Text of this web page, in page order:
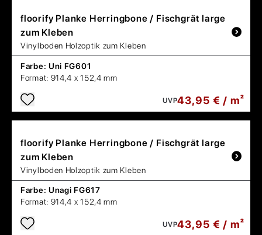
floorify Planke Herringbone / Fischgrät large
zum Kleben
Vinylboden Holzoptik zum Kleben
Farbe: Uni FG601
Format: 914,4 x 152,4 mm
UVP43,95 € / m²
floorify Planke Herringbone / Fischgrät large
zum Kleben
Vinylboden Holzoptik zum Kleben
Farbe: Unagi FG617
Format: 914,4 x 152,4 mm
UVP43,95 € / m²